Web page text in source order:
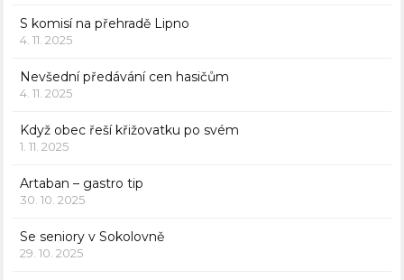
S komisí na přehradě Lipno
4. 11. 2025
Nevšední předávání cen hasičům
4. 11. 2025
Když obec řeší křižovatku po svém
1. 11. 2025
Artaban – gastro tip
30. 10. 2025
Se seniory v Sokolovně
29. 10. 2025